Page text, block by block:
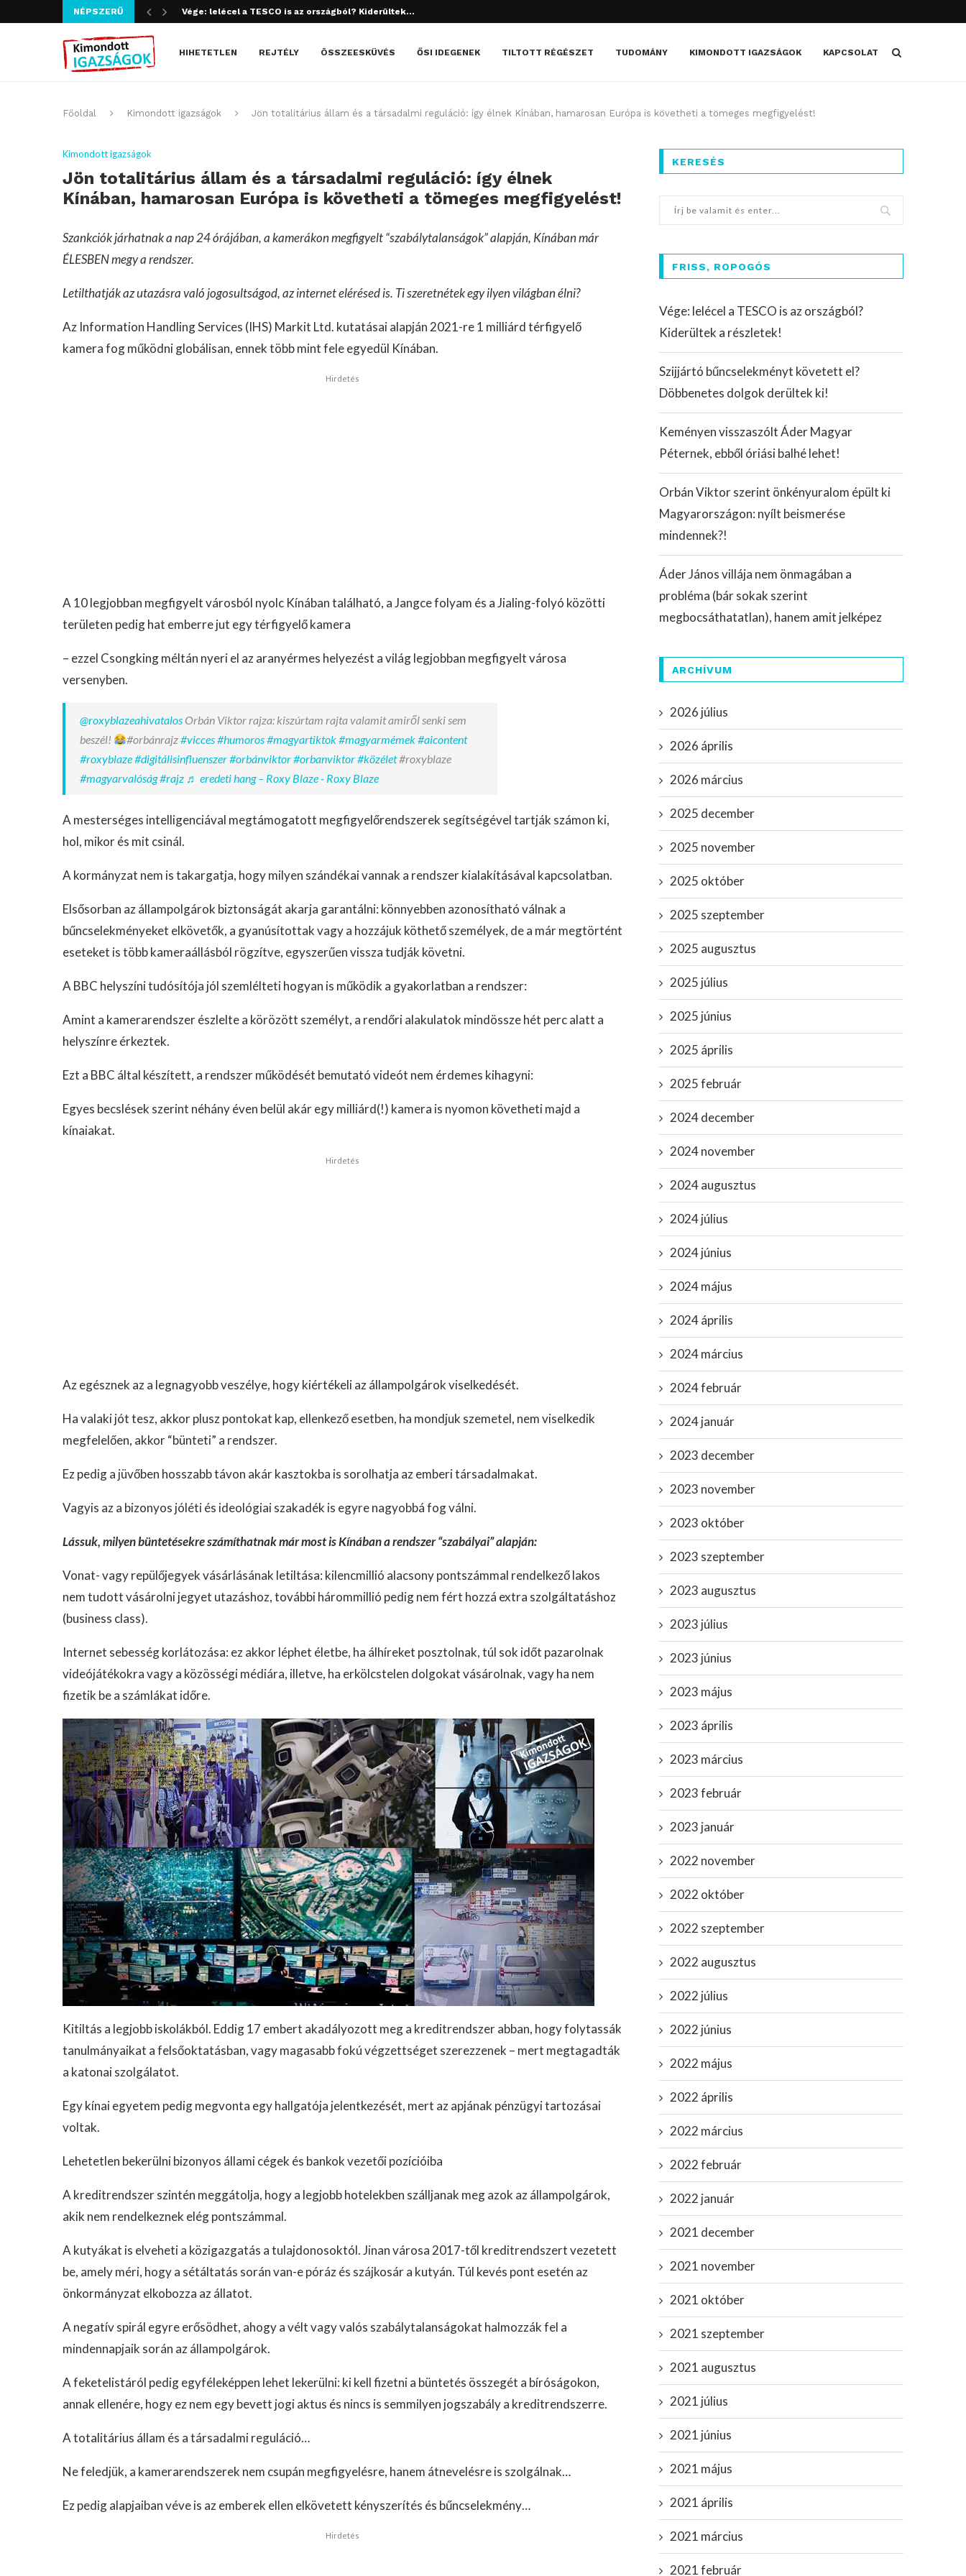
NÉPSZERŰ Szijjártó bűncselekményt követett el? Döbbenetes dolgok derültek ki!
HIHETETLEN REJTÉLY ÖSSZEESKÜVÉS ŐSI IDEGENEK TILTOTT RÉGÉSZET TUDOMÁNY KIMONDOTT IGAZSÁGOK KAPCSOLAT
Főoldal Kimondott igazságok Jön totalitárius állam és a társadalmi reguláció: így élnek Kínában, hamarosan Európa is követheti a tömeges megfigyelést!
Kimondott igazságok
Jön totalitárius állam és a társadalmi reguláció: így élnek
Kínában, hamarosan Európa is követheti a tömeges megfigyelést!
Szankciók járhatnak a nap 24 órájában, a kamerákon megfigyelt “szabálytalanságok” alapján, Kínában már
ÉLESBEN megy a rendszer.
Letilthatják az utazásra való jogosultságod, az internet elérésed is. Ti szeretnétek egy ilyen világban élni?
Az Information Handling Services (IHS) Markit Ltd. kutatásai alapján 2021-re 1 milliárd térfigyelő
kamera fog működni globálisan, ennek több mint fele egyedül Kínában.
Hirdetés
A 10 legjobban megfigyelt városból nyolc Kínában található, a Jangce folyam és a Jialing-folyó közötti
területen pedig hat emberre jut egy térfigyelő kamera
– ezzel Csongking méltán nyeri el az aranyérmes helyezést a világ legjobban megfigyelt városa
versenyben.
@roxyblazeahivatalos Orbán Viktor rajza: kiszúrtam rajta valamit amiről senki sem
beszél!
#orbánrajz#vicces#humoros#magyartiktok#magyarmémek#aicontent
#roxyblaze#digitálisinfluenszer#orbánviktor#orbanviktor#közélet#roxyblaze
#magyarvalóság#rajz ♬ eredeti hang – Roxy Blaze - Roxy Blaze
A mesterséges intelligenciával megtámogatott megfigyelőrendszerek segítségével tartják számon ki,
hol, mikor és mit csinál.
A kormányzat nem is takargatja, hogy milyen szándékai vannak a rendszer kialakításával kapcsolatban.
Elsősorban az állampolgárok biztonságát akarja garantálni: könnyebben azonosítható válnak a
bűncselekményeket elkövetők, a gyanúsítottak vagy a hozzájuk köthető személyek, de a már megtörtént
eseteket is több kameraállásból rögzítve, egyszerűen vissza tudják követni.
A BBC helyszíni tudósítója jól szemlélteti hogyan is működik a gyakorlatban a rendszer:
Amint a kamerarendszer észlelte a körözött személyt, a rendőri alakulatok mindössze hét perc alatt a
helyszínre érkeztek.
Ezt a BBC által készített, a rendszer működését bemutató videót nem érdemes kihagyni:
Egyes becslések szerint néhány éven belül akár egy milliárd(!) kamera is nyomon követheti majd a
kínaiakat.
Hirdetés
Az egésznek az a legnagyobb veszélye, hogy kiértékeli az állampolgárok viselkedését.
Ha valaki jót tesz, akkor plusz pontokat kap, ellenkező esetben, ha mondjuk szemetel, nem viselkedik
megfelelően, akkor “bünteti” a rendszer.
Ez pedig a jüvőben hosszabb távon akár kasztokba is sorolhatja az emberi társadalmakat.
Vagyis az a bizonyos jóléti és ideológiai szakadék is egyre nagyobbá fog válni.
Lássuk, milyen büntetésekre számíthatnak már most is Kínában a rendszer “szabályai” alapján:
Vonat- vagy repülőjegyek vásárlásának letiltása: kilencmillió alacsony pontszámmal rendelkező lakos
nem tudott vásárolni jegyet utazáshoz, további hárommillió pedig nem fért hozzá extra szolgáltatáshoz
(business class).
Internet sebesség korlátozása: ez akkor léphet életbe, ha álhíreket posztolnak, túl sok időt pazarolnak
videójátékokra vagy a közösségi médiára, illetve, ha erkölcstelen dolgokat vásárolnak, vagy ha nem
fizetik be a számlákat időre.
Kitiltás a legjobb iskolákból. Eddig 17 embert akadályozott meg a kreditrendszer abban, hogy folytassák
tanulmányaikat a felsőoktatásban, vagy magasabb fokú végzettséget szerezzenek – mert megtagadták
a katonai szolgálatot.
Egy kínai egyetem pedig megvonta egy hallgatója jelentkezését, mert az apjának pénzügyi tartozásai
voltak.
Lehetetlen bekerülni bizonyos állami cégek és bankok vezetői pozícióiba
A kreditrendszer szintén meggátolja, hogy a legjobb hotelekben szálljanak meg azok az állampolgárok,
akik nem rendelkeznek elég pontszámmal.
A kutyákat is elveheti a közigazgatás a tulajdonosoktól. Jinan városa 2017-től kreditrendszert vezetett
be, amely méri, hogy a sétáltatás során van-e póráz és szájkosár a kutyán. Túl kevés pont esetén az
önkormányzat elkobozza az állatot.
A negatív spirál egyre erősödhet, ahogy a vélt vagy valós szabálytalanságokat halmozzák fel a
mindennapjaik során az állampolgárok.
A feketelistáról pedig egyféleképpen lehet lekerülni: ki kell fizetni a büntetés összegét a bíróságokon,
annak ellenére, hogy ez nem egy bevett jogi aktus és nincs is semmilyen jogszabály a kreditrendszerre.
A totalitárius állam és a társadalmi reguláció…
Ne feledjük, a kamerarendszerek nem csupán megfigyelésre, hanem átnevelésre is szolgálnak…
Ez pedig alapjaiban véve is az emberek ellen elkövetett kényszerítés és bűncselekmény…
Hirdetés
KERESÉS
FRISS, ROPOGÓS
Vége: lelécel a TESCO is az országból?
Kiderültek a részletek!
Szijjártó bűncselekményt követett el?
Döbbenetes dolgok derültek ki!
Keményen visszaszólt Áder Magyar
Péternek, ebből óriási balhé lehet!
Orbán Viktor szerint önkényuralom épült ki
Magyarországon: nyílt beismerése
mindennek?!
Áder János villája nem önmagában a
probléma (bár sokak szerint
megbocsáthatatlan), hanem amit jelképez
ARCHÍVUM
2026 július
2026 április
2026 március
2025 december
2025 november
2025 október
2025 szeptember
2025 augusztus
2025 július
2025 június
2025 április
2025 február
2024 december
2024 november
2024 augusztus
2024 július
2024 június
2024 május
2024 április
2024 március
2024 február
2024 január
2023 december
2023 november
2023 október
2023 szeptember
2023 augusztus
2023 július
2023 június
2023 május
2023 április
2023 március
2023 február
2023 január
2022 november
2022 október
2022 szeptember
2022 augusztus
2022 július
2022 június
2022 május
2022 április
2022 március
2022 február
2022 január
2021 december
2021 november
2021 október
2021 szeptember
2021 augusztus
2021 július
2021 június
2021 május
2021 április
2021 március
2021 február